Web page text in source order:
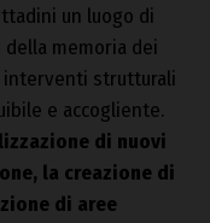
un luogo di
memoria dei
interventi strutturali
e accogliente.
di nuovi
la creazione di
di aree